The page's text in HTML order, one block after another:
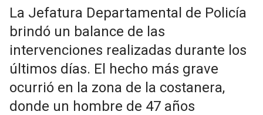
La Jefatura Departamental de Policía
brindó un balance de las
intervenciones realizadas durante los
últimos días. El hecho más grave
ocurrió en la zona de la costanera,
donde un hombre de 47 años